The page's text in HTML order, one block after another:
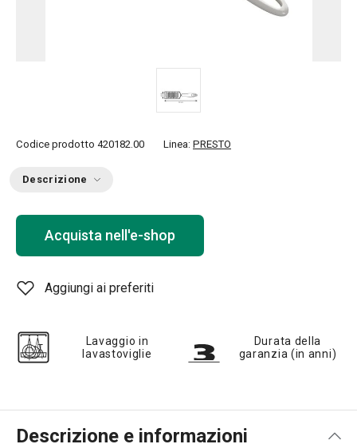
Codice prodotto 420182.00 Linea: PRESTO
Descrizione
Acquista nell'e-shop
Aggiungi ai preferiti
Lavaggio in
lavastoviglie
Durata della
garanzia (in anni)
Descrizione e informazioni